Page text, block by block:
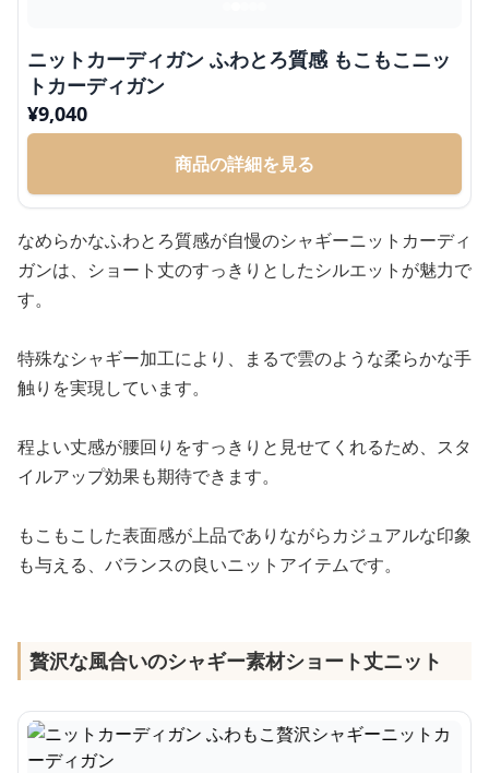
ニットカーディガン ふわとろ質感 もこもこニッ
トカーディガン
¥9,040
商品の詳細を見る
なめらかなふわとろ質感が自慢のシャギーニットカーディ
ガンは、ショート丈のすっきりとしたシルエットが魅力で
す。
特殊なシャギー加工により、まるで雲のような柔らかな手
触りを実現しています。
程よい丈感が腰回りをすっきりと見せてくれるため、スタ
イルアップ効果も期待できます。
もこもこした表面感が上品でありながらカジュアルな印象
も与える、バランスの良いニットアイテムです。
贅沢な風合いのシャギー素材ショート丈ニット